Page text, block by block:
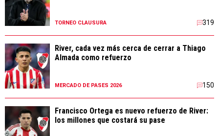
TORNEO CLAUSURA 319
River, cada vez más cerca de cerrar a Thiago
Almada como refuerzo
MERCADO DE PASES 2026 150
Francisco Ortega es nuevo refuerzo de River:
los millones que costará su pase